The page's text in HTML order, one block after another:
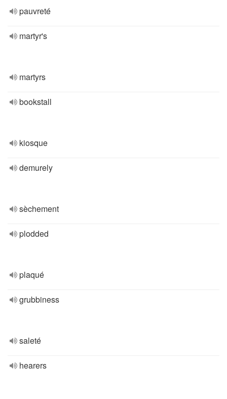
pauvreté
martyr's
martyrs
bookstall
kiosque
demurely
sèchement
plodded
plaqué
grubbiness
saleté
hearers